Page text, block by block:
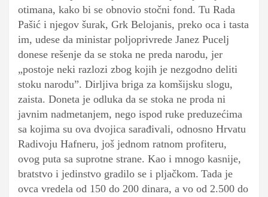
otimana, kako bi se obnovio stočni fond. Tu Rada
Pašić i njegov šurak, Grk Belojanis, preko oca i tasta
im, udese da ministar poljoprivrede Janez Pucelj
donese rešenje da se stoka ne preda narodu, jer
„postoje neki razlozi zbog kojih je nezgodno deliti
stoku narodu”. Dirljiva briga za komšijsku slogu,
zaista. Doneta je odluka da se stoka ne proda ni
javnim nadmetanjem, nego ispod ruke preduzećima
sa kojima su ova dvojica sarađivali, odnosno Hrvatu
Radivoju Hafneru, još jednom ratnom profiteru,
ovog puta sa suprotne strane. Kao i mnogo kasnije,
bratstvo i jedinstvo gradilo se i pljačkom. Tada je
ovca vredela od 150 do 200 dinara, a vo od 2.500 do